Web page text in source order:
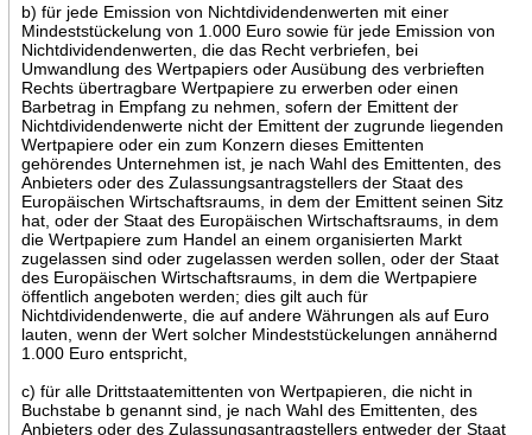
b) für jede Emission von Nichtdividendenwerten mit einer
Mindeststückelung von 1.000 Euro sowie für jede Emission von
Nichtdividendenwerten, die das Recht verbriefen, bei
Umwandlung des Wertpapiers oder Ausübung des verbrieften
Rechts übertragbare Wertpapiere zu erwerben oder einen
Barbetrag in Empfang zu nehmen, sofern der Emittent der
Nichtdividendenwerte nicht der Emittent der zugrunde liegenden
Wertpapiere oder ein zum Konzern dieses Emittenten
gehörendes Unternehmen ist, je nach Wahl des Emittenten, des
Anbieters oder des Zulassungsantragstellers der Staat des
Europäischen Wirtschaftsraums, in dem der Emittent seinen Sitz
hat, oder der Staat des Europäischen Wirtschaftsraums, in dem
die Wertpapiere zum Handel an einem organisierten Markt
zugelassen sind oder zugelassen werden sollen, oder der Staat
des Europäischen Wirtschaftsraums, in dem die Wertpapiere
öffentlich angeboten werden; dies gilt auch für
Nichtdividendenwerte, die auf andere Währungen als auf Euro
lauten, wenn der Wert solcher Mindeststückelungen annähernd
1.000 Euro entspricht,
c) für alle Drittstaatemittenten von Wertpapieren, die nicht in
Buchstabe b genannt sind, je nach Wahl des Emittenten, des
Anbieters oder des Zulassungsantragstellers entweder der Staat